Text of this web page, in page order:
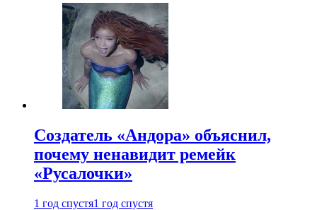
Создатель «Андора» объяснил,
почему ненавидит ремейк
«Русалочки»
1 год спустя1 год спустя